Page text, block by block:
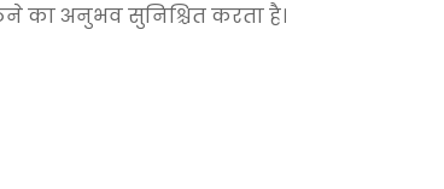
का अनुभव सुनिश्चित करता है।